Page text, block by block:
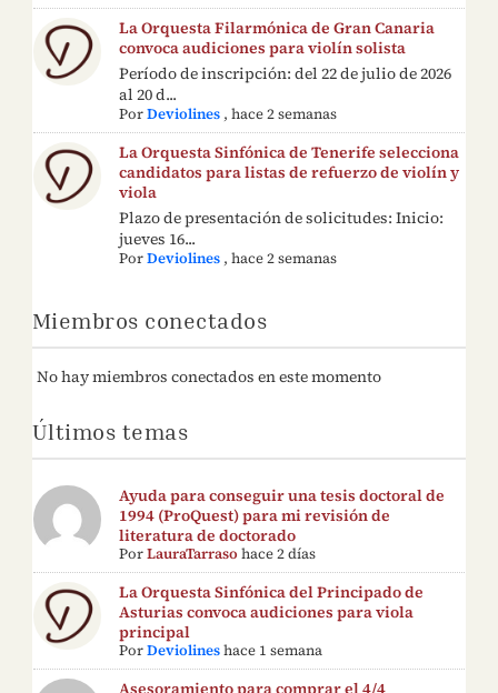
La Orquesta Filarmónica de Gran Canaria
convoca audiciones para violín solista
Período de inscripción: del 22 de julio de 2026
al 20 d...
PorDeviolines ,hace 2 semanas
La Orquesta Sinfónica de Tenerife selecciona
candidatos para listas de refuerzo de violín y
viola
Plazo de presentación de solicitudes: Inicio:
jueves 16...
PorDeviolines ,hace 2 semanas
Miembros conectados
No hay miembros conectados en este momento
Últimos temas
Ayuda para conseguir una tesis doctoral de
1994 (ProQuest) para mi revisión de
literatura de doctorado
PorLauraTarraso hace 2 días
La Orquesta Sinfónica del Principado de
Asturias convoca audiciones para viola
principal
PorDeviolines hace 1 semana
Asesoramiento para comprar el 4/4